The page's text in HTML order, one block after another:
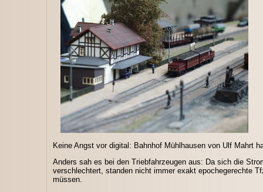
Keine Angst vor digital: Bahnhof Mühlhausen von Ulf Mahrt
Anders sah es bei den Triebfahrzeugen aus: Da sich die
verschlechtert, standen nicht immer exakt epochegerechte
müssen.